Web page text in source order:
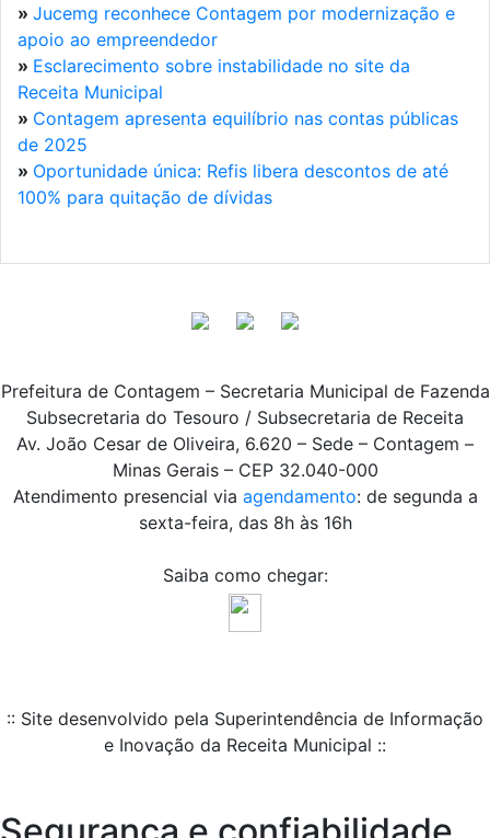
» Jucemg reconhece Contagem por modernização e
apoio ao empreendedor
» Esclarecimento sobre instabilidade no site da
Receita Municipal
» Contagem apresenta equilíbrio nas contas públicas
de 2025
» Oportunidade única: Refis libera descontos de até
100% para quitação de dívidas
Prefeitura de Contagem – Secretaria Municipal de Fazenda
Subsecretaria do Tesouro / Subsecretaria de Receita
Av. João Cesar de Oliveira, 6.620 – Sede – Contagem –
Minas Gerais – CEP 32.040-000
Atendimento presencial via agendamento: de segunda a
sexta-feira, das 8h às 16h
Saiba como chegar:
:: Site desenvolvido pela Superintendência de Informação
e Inovação da Receita Municipal ::